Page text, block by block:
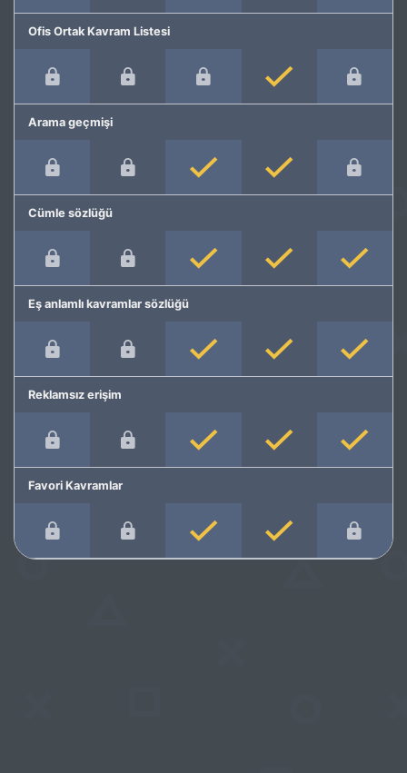
Ofis Ortak Kavram Listesi
Arama geçmişi
Cümle sözlüğü
Eş anlamlı kavramlar sözlüğü
Reklamsız erişim
Favori Kavramlar